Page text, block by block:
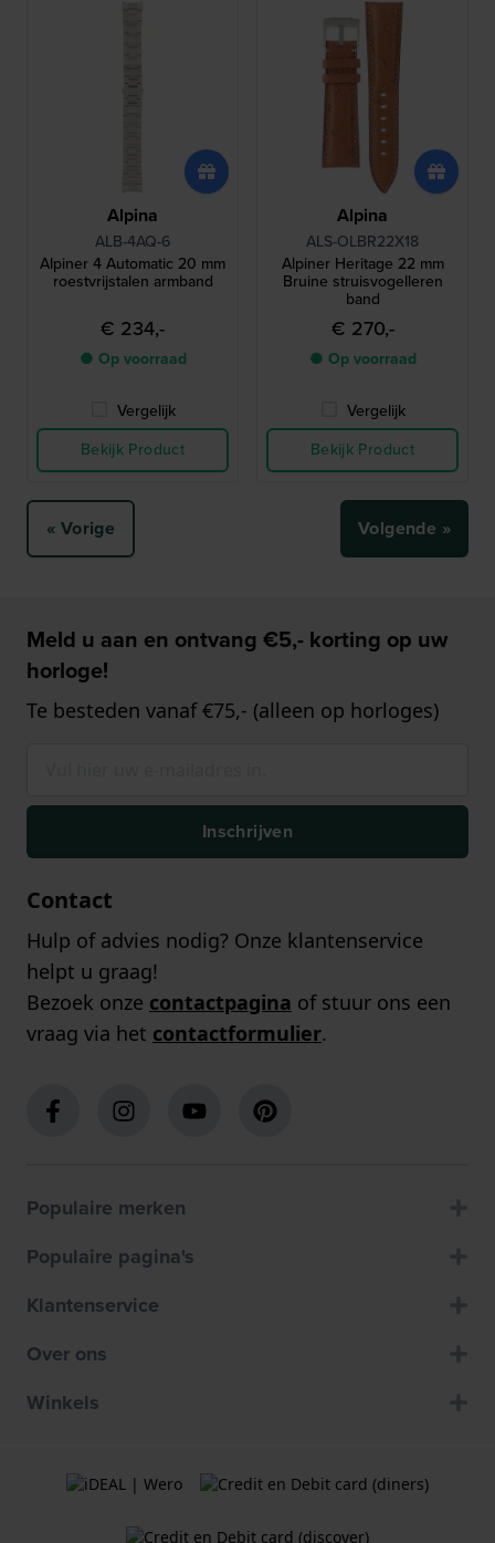
Alpina
ALB-4AQ-6
Alpiner 4 Automatic 20 mm
roestvrijstalen armband
€ 234,-
● Op voorraad
Vergelijk
Bekijk Product
Alpina
ALS-OLBR22X18
Alpiner Heritage 22 mm
Bruine struisvogelleren
band
€ 270,-
● Op voorraad
Vergelijk
Bekijk Product
« Vorige Volgende »
Meld u aan en ontvang €5,- korting op uw
horloge!
Te besteden vanaf €75,- (alleen op horloges)
Inschrijven
Contact
Hulp of advies nodig? Onze klantenservice
helpt u graag!
Bezoek onze contactpagina of stuur ons een
vraag via het contactformulier.
Populaire merken
Populaire pagina's
Klantenservice
Over ons
Winkels